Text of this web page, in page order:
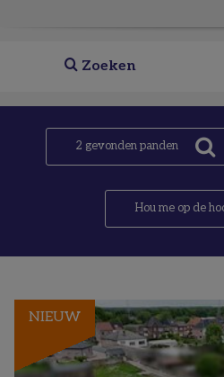
Zoeken
2 gevonden panden
Hou me op de
NIEUW